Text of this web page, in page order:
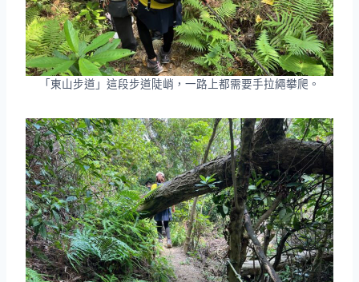
「東山步道」這段步道陡峭，一路上都需要手拉繩攀爬。